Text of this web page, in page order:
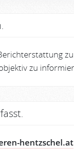
zu
hentzschel.at